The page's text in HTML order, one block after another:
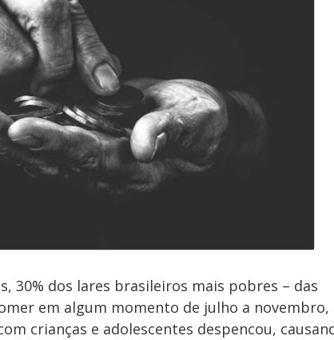
30% dos lares brasileiros mais pobres – das
em algum momento de julho a novembro,
crianças e adolescentes despencou,